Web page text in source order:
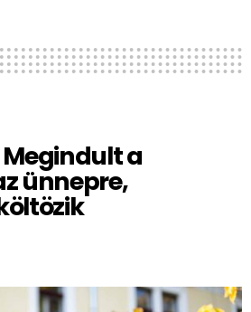
Megindult a
ünnepre,